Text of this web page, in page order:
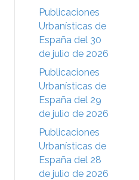
Publicaciones
Urbanísticas de
España del 30
de julio de 2026
Publicaciones
Urbanísticas de
España del 29
de julio de 2026
Publicaciones
Urbanísticas de
España del 28
de julio de 2026